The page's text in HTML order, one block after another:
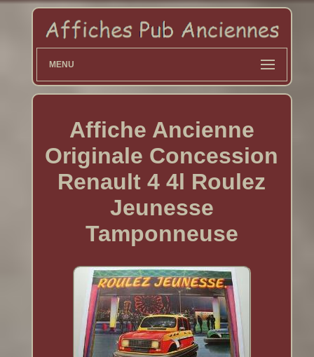
MENU
Affiche Ancienne
Originale Concession
Renault 4 4l Roulez
Jeunesse
Tamponneuse